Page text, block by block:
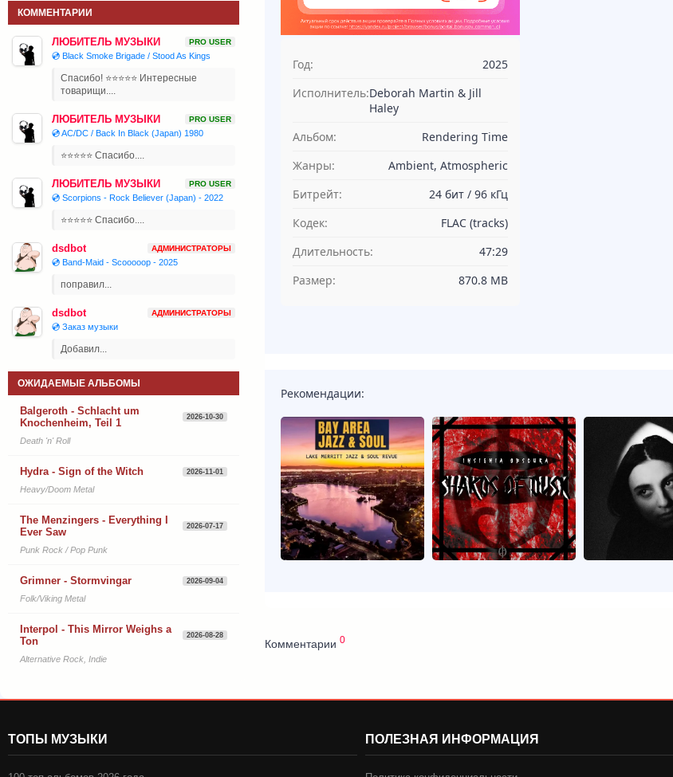
Год:
2025
Исполнитель:Deborah Martin & Jill
Haley
Альбом:
Rendering Time
Жанры:
Ambient, Atmospheric
Битрейт:
24 бит / 96 кГц
Кодек:
FLAC (tracks)
Длительность:
47:29
Размер:
870.8 MB
Рекомендации:
Комментарии 0
КОММЕНТАРИИ
ЛЮБИТЕЛЬ МУЗЫКИ PRO USER
💿 Black Smoke Brigade / Stood As Kings
Спасибо! ⭐⭐⭐⭐⭐ Интересные
товарищи....
ЛЮБИТЕЛЬ МУЗЫКИ PRO USER
💿 AC/DC / Back In Black (Japan) 1980
⭐⭐⭐⭐⭐ Спасибо....
ЛЮБИТЕЛЬ МУЗЫКИ PRO USER
💿 Scorpions - Rock Believer (Japan) - 2022
⭐⭐⭐⭐⭐ Спасибо....
dsdbot АДМИНИСТРАТОРЫ
💿 Band-Maid - Scooooop - 2025
поправил...
dsdbot АДМИНИСТРАТОРЫ
💿 Заказ музыки
Добавил...
ОЖИДАЕМЫЕ АЛЬБОМЫ
Balgeroth - Schlacht um
Knochenheim, Teil 1
2026-10-30
Death 'n' Roll
Hydra - Sign of the Witch 2026-11-01
Heavy/Doom Metal
The Menzingers - Everything I
Ever Saw
2026-07-17
Punk Rock / Pop Punk
Grimner - Stormvingar 2026-09-04
Folk/Viking Metal
Interpol - This Mirror Weighs a
Ton
2026-08-28
Alternative Rock, Indie
ТОПЫ МУЗЫКИ ПОЛЕЗНАЯ ИНФОРМАЦИЯ